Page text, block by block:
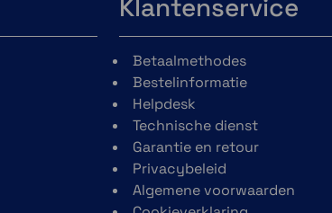
Klantenservice
Betaalmethodes
Bestelinformatie
Helpdesk
Technische dienst
Garantie en retour
Privacybeleid
Algemene voorwaarden